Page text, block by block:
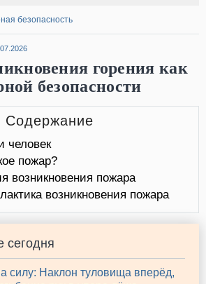
безопасность
горения как
безопасности
Содержание
человек
пожар?
возникновения пожара
возникновения пожара
сегодня
силу: Наклон туловища вперёд,